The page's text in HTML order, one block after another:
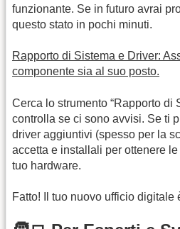
funzionante. Se in futuro avrai
questo stato in pochi minuti.
Rapporto di Sistema e Driver:
componente sia al suo posto.
Cerca lo strumento “Rapporto di
controlla se ci sono avvisi. Se ti
driver aggiuntivi (spesso per la
accetta e installali per ottenere
tuo hardware.
Fatto! Il tuo nuovo ufficio digitale